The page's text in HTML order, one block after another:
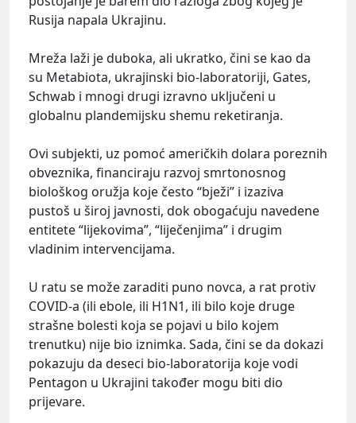
Rusija napala Ukrajinu.
Mreža laži je duboka, ali ukratko, čini se kao da
su Metabiota, ukrajinski bio-laboratoriji, Gates,
Schwab i mnogi drugi izravno uključeni u
globalnu plandemijsku shemu reketiranja.
Ovi subjekti, uz pomoć američkih dolara poreznih
obveznika, financiraju razvoj smrtonosnog
biološkog oružja koje često “bježi” i izaziva
pustoš u široj javnosti, dok obogaćuju navedene
entitete “lijekovima”, “liječenjima” i drugim
vladinim intervencijama.
U ratu se može zaraditi puno novca, a rat protiv
COVID-a (ili ebole, ili H1N1, ili bilo koje druge
strašne bolesti koja se pojavi u bilo kojem
trenutku) nije bio iznimka. Sada, čini se da dokazi
pokazuju da deseci bio-laboratorija koje vodi
Pentagon u Ukrajini također mogu biti dio
prijevare.